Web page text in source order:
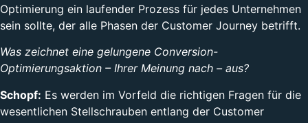
Optimierung ein laufender Prozess für jedes Unternehmen
sein sollte, der alle Phasen der Customer Journey betrifft.
Was zeichnet eine gelungene Conversion-
Optimierungsaktion – Ihrer Meinung nach – aus?
Schopf: Es werden im Vorfeld die richtigen Fragen für die
wesentlichen Stellschrauben entlang der Customer